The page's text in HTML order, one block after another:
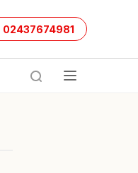
02437674981